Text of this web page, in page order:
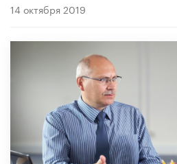
14 октября 2019